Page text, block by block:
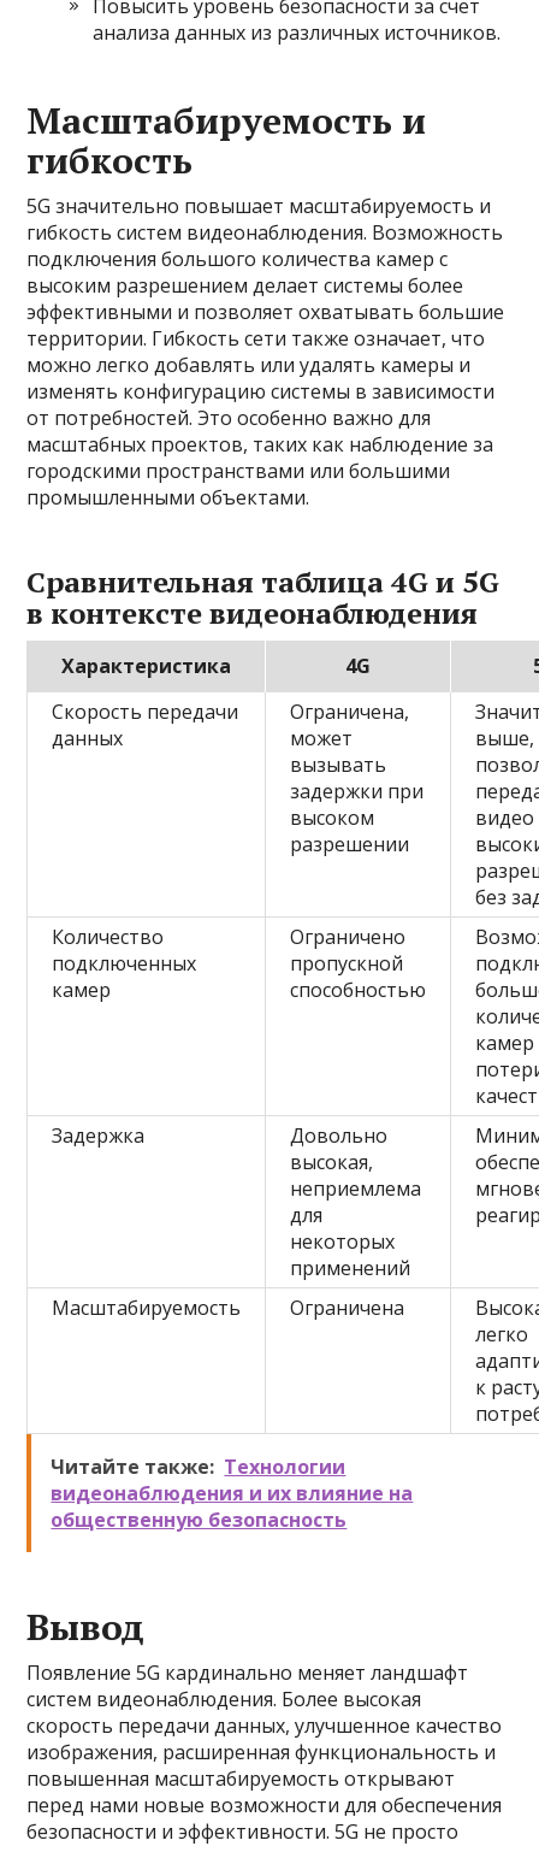
Повысить уровень безопасности за счет
анализа данных из различных источников.
Масштабируемость и
гибкость
5G значительно повышает масштабируемость и
гибкость систем видеонаблюдения. Возможность
подключения большого количества камер с
высоким разрешением делает системы более
эффективными и позволяет охватывать большие
территории. Гибкость сети также означает, что
можно легко добавлять или удалять камеры и
изменять конфигурацию системы в зависимости
от потребностей. Это особенно важно для
масштабных проектов, таких как наблюдение за
городскими пространствами или большими
промышленными объектами.
Сравнительная таблица 4G и 5G
в контексте видеонаблюдения
Характеристика 4G
Скорость передачи
данных
Ограничена,
может
вызывать
задержки при
высоком
разрешении
выше,
видео
без
Количество
подключенных
камер
Ограничено
пропускной
способностью
камер
Задержка
Довольно
высокая,
неприемлема
для
некоторых
применений
Масштабируемость Ограничена
легко
к
Читайте также: Технологии
видеонаблюдения и их влияние на
общественную безопасность
Вывод
Появление 5G кардинально меняет ландшафт
систем видеонаблюдения. Более высокая
скорость передачи данных, улучшенное качество
изображения, расширенная функциональность и
повышенная масштабируемость открывают
перед нами новые возможности для обеспечения
безопасности и эффективности. 5G не просто